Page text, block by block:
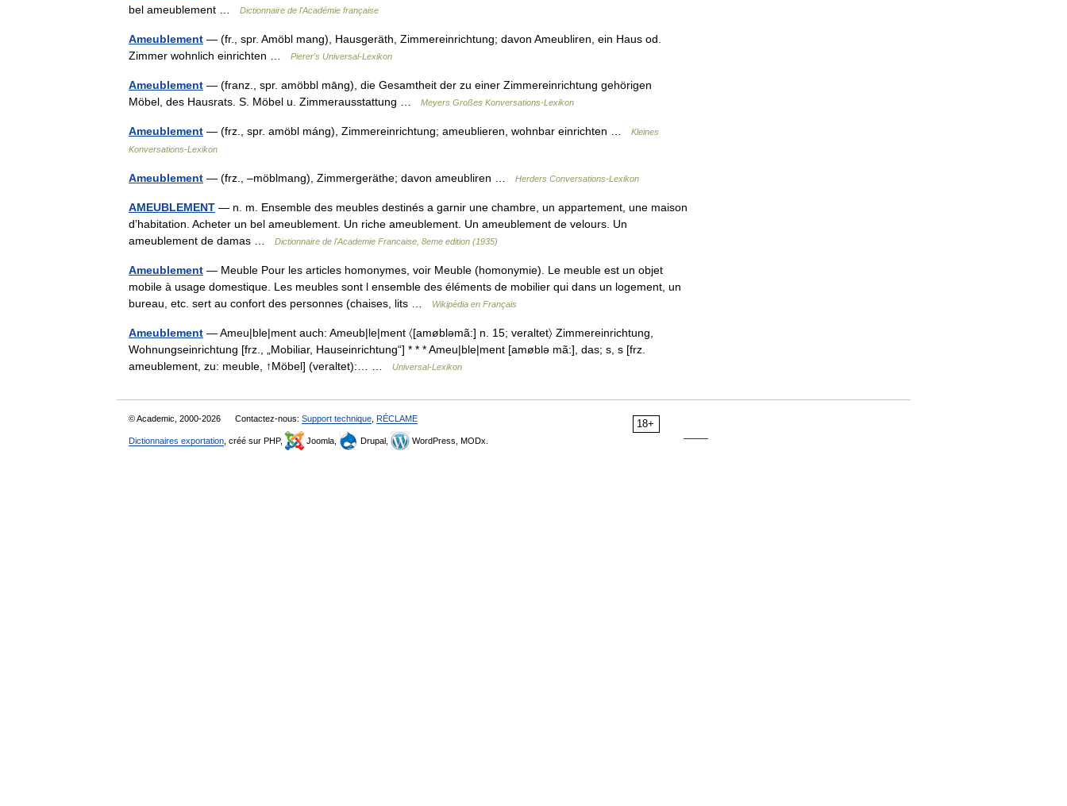
bel ameublement …
Dictionnaire de l'Académie française
Ameublement — (fr., spr. Amöbl mang), Hausgeräth, Zimmereinrichtung; davon Ameubliren, ein Haus od.
Zimmer wohnlich einrichten …
Pierer's Universal-Lexikon
Ameublement — (franz., spr. amöbbl māng), die Gesamtheit der zu einer Zimmereinrichtung gehörigen
Möbel, des Hausrats. S. Möbel u. Zimmerausstattung …
Meyers Großes Konversations-Lexikon
Ameublement — (frz., spr. amöbl máng), Zimmereinrichtung; ameublieren, wohnbar einrichten …
Kleines
Konversations-Lexikon
Ameublement — (frz., –möblmang), Zimmergeräthe; davon ameubliren … Herders Conversations-Lexikon
AMEUBLEMENT — n. m. Ensemble des meubles destinés a garnir une chambre, un appartement, une maison
d’habitation. Acheter un bel ameublement. Un riche ameublement. Un ameublement de velours. Un
ameublement de damas …
Dictionnaire de l'Academie Francaise, 8eme edition (1935)
Ameublement — Meuble Pour les articles homonymes, voir Meuble (homonymie). Le meuble est un objet
mobile à usage domestique. Les meubles sont l ensemble des éléments de mobilier qui dans un logement, un
bureau, etc. sert au confort des personnes (chaises, lits …
Wikipédia en Français
Ameublement — Ameu|ble|ment auch: Ameub|le|ment 〈[amøbləmã:] n. 15; veraltet〉 Zimmereinrichtung,
Wohnungseinrichtung [frz., „Mobiliar, Hauseinrichtung“] * * * Ameu|ble|ment [amøblə mã:], das; s, s [frz.
ameublement, zu: meuble, ↑Möbel] (veraltet):… …
Universal-Lexikon
18+
© Academic, 2000-2026 Contactez-nous: Support technique RÉCLAME
Dictionnaires exportation , créé sur PHP, Joomla, Drupal, WordPress, MODx.